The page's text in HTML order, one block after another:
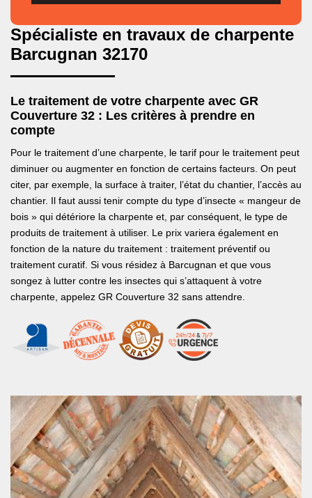
Spécialiste en travaux de charpente
Barcugnan 32170
Le traitement de votre charpente avec GR
Couverture 32 : Les critères à prendre en
compte
Pour le traitement d’une charpente, le tarif pour le traitement peut
diminuer ou augmenter en fonction de certains facteurs. On peut
citer, par exemple, la surface à traiter, l’état du chantier, l’accès au
chantier. Il faut aussi tenir compte du type d’insecte « mangeur de
bois » qui détériore la charpente et, par conséquent, le type de
produits de traitement à utiliser. Le prix variera également en
fonction de la nature du traitement : traitement préventif ou
traitement curatif. Si vous résidez à Barcugnan et que vous
songez à lutter contre les insectes qui s’attaquent à votre
charpente, appelez GR Couverture 32 sans attendre.